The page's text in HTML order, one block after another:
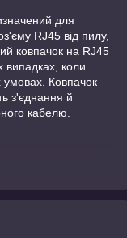
для
RJ45 від пилу,
ковпачок на RJ45
випадках, коли
Ковпачок
з'єднання й
кабелю.